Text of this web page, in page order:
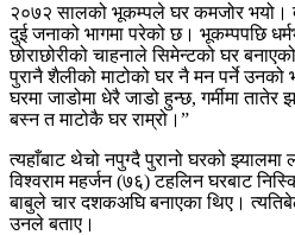
२०७२ सालको भूकम्पले घर कमजोर भयो।
दुई जनाको भागमा परेको छ। भूकम्पपछि
छोराछोरीको चाहनाले सिमेन्टको घर
पुरानै शैलीको माटोको घर नै मन पर्ने
घरमा जाडोमा धेरै जाडो हुन्छ, गर्मीमा तातेर
बस्न त माटोकै घर राम्रो।”
त्यहाँबाट थेचो नपुग्दै पुरानो घरको झ्यालमा
विश्वराम महर्जन (७६) टहलिन घरबाट
बाबुले चार दशकअघि बनाएका थिए।
उनले बताए।